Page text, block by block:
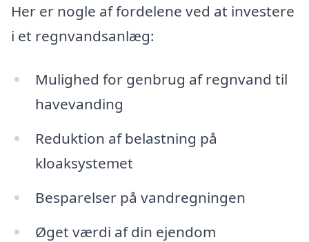
Her er nogle af fordelene ved at investere
i et regnvandsanlæg:
Mulighed for genbrug af regnvand til
havevanding
Reduktion af belastning på
kloaksystemet
Besparelser på vandregningen
Øget værdi af din ejendom